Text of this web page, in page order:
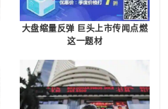
大盘缩量反弹 巨头上市传闻点燃
这一题材